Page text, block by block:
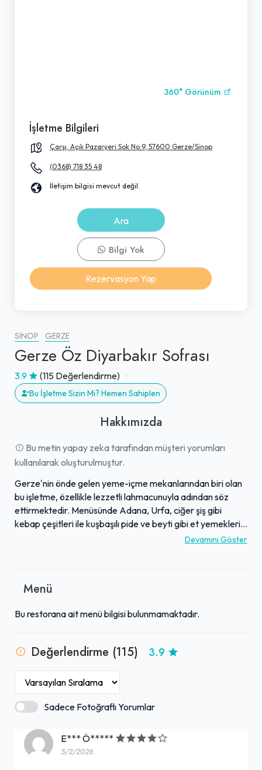
SINOP GERZE
Gerze Öz Diyarbakır Sofrası
3.9 (115 Değerlendirme)
Bu İşletme Sizin Mi? Hemen Sahiplen
Hakkımızda
Bu metin yapay zeka tarafından müşteri yorumları
kullanılarak oluşturulmuştur.
Gerze'nin önde gelen yeme-içme mekanlarından biri olan
bu işletme, özellikle lezzetli lahmacunuyla adından söz
ettirmektedir. Menüsünde Adana, Urfa, ciğer şiş gibi
kebap çeşitleri ile kuşbaşılı pide ve beyti gibi et yemekleri
de misafirlerin beğenisine sunulmaktadır. Yoğunluğa
Gerze'de iyi bir alternatif olarak gösterilen mekan,
yerel halk hem de ziyaretçiler tarafından kebap ve pide
Devamını Göster
Menü
Bu restorana ait menü bilgisi bulunmamaktadır.
Değerlendirme (115) 3.9
Sadece Fotoğraflı Yorumlar
E*** Ö*****
5/2/2026
360° Görünüm
İşletme Bilgileri
Çarşı, Açık Pazaryeri Sok No:9, 57600 Gerze/Sinop
(0368) 718 35 48
İletişim bilgisi mevcut değil.
Ara
Bilgi Yok
Rezervasyon Yap